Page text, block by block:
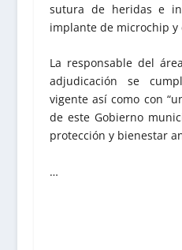
sutura de heridas e
implante de microchip
La responsable del
adjudicación se
vigente así como con
de este Gobierno
protección y bienestar
…